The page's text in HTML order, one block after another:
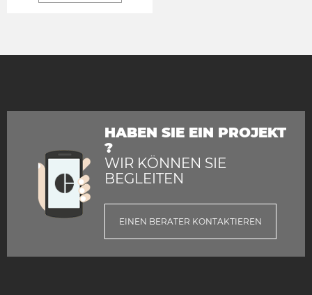
HABEN SIE EIN PROJEKT
?
WIR KÖNNEN SIE
BEGLEITEN
EINEN BERATER KONTAKTIEREN